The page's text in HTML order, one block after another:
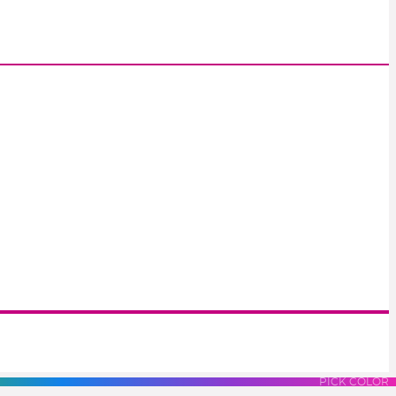
PICK COLOR